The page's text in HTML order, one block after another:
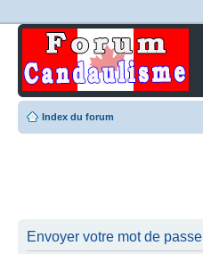
Index du forum
Envoyer votre mot de passe